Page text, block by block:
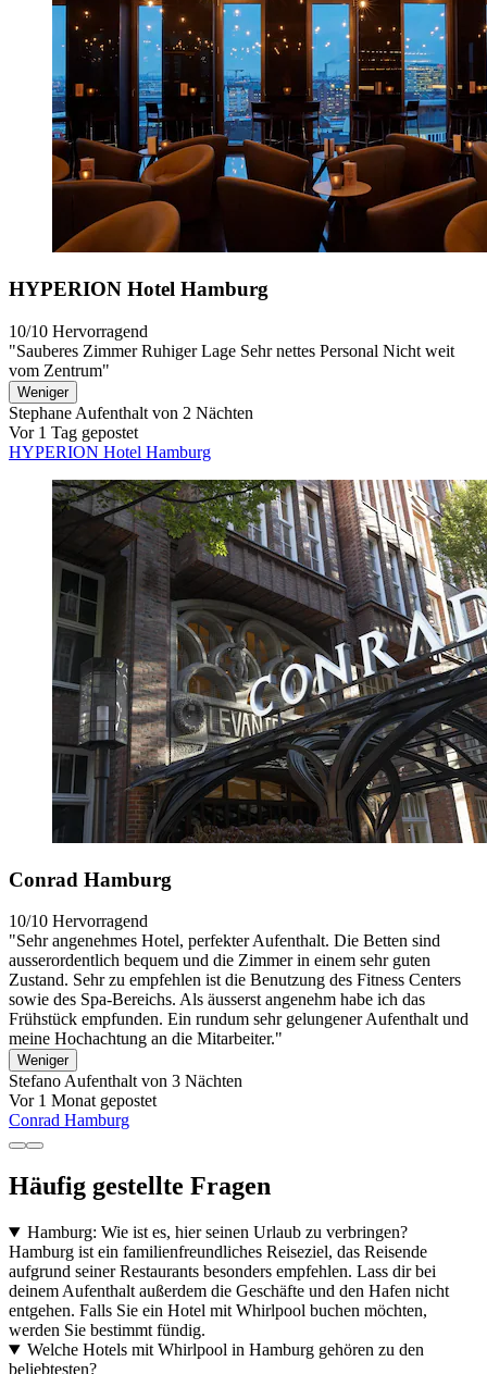
HYPERION Hotel Hamburg
10/10 Hervorragend
"Sauberes Zimmer Ruhiger Lage Sehr nettes Personal Nicht weit
vom Zentrum"
Weniger
Stephane Aufenthalt von 2 Nächten
Vor 1 Tag gepostet
HYPERION Hotel Hamburg
Conrad Hamburg
10/10 Hervorragend
"Sehr angenehmes Hotel, perfekter Aufenthalt. Die Betten sind
ausserordentlich bequem und die Zimmer in einem sehr guten
Zustand. Sehr zu empfehlen ist die Benutzung des Fitness Centers
sowie des Spa-Bereichs. Als äusserst angenehm habe ich das
Frühstück empfunden. Ein rundum sehr gelungener Aufenthalt und
meine Hochachtung an die Mitarbeiter."
Weniger
Stefano Aufenthalt von 3 Nächten
Vor 1 Monat gepostet
Conrad Hamburg
Häufig gestellte Fragen
Hamburg: Wie ist es, hier seinen Urlaub zu verbringen?
Hamburg ist ein familienfreundliches Reiseziel, das Reisende
aufgrund seiner Restaurants besonders empfehlen. Lass dir bei
deinem Aufenthalt außerdem die Geschäfte und den Hafen nicht
entgehen. Falls Sie ein Hotel mit Whirlpool buchen möchten,
werden Sie bestimmt fündig.
Welche Hotels mit Whirlpool in Hamburg gehören zu den
beliebtesten?